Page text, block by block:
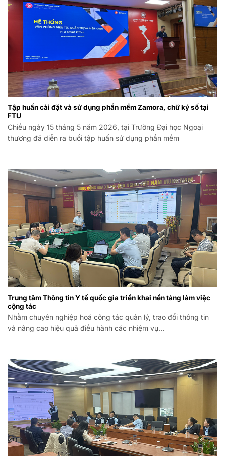
Tập huấn cài đặt và sử dụng phần mềm Zamora, chữ ký số tại
FTU
Chiều ngày 15 tháng 5 năm 2026, tại Trường Đại học Ngoại
thương đã diễn ra buổi tập huấn sử dụng phần mềm
Trung tâm Thông tin Y tế quốc gia triển khai nền tảng làm việc
cộng tác
Nhằm chuyên nghiệp hoá công tác quản lý, trao đổi thông tin
và nâng cao hiệu quả điều hành các nhiệm vụ…